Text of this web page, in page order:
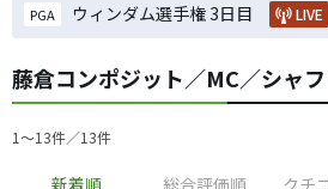
PGA ウィンダム選手権 3日目 LIVE
藤倉コンポジット／MC／シャ
1〜13件／13件
新着順 総合評価順 クチ